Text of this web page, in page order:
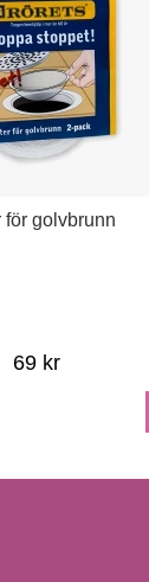
för golvbrunn
69 kr